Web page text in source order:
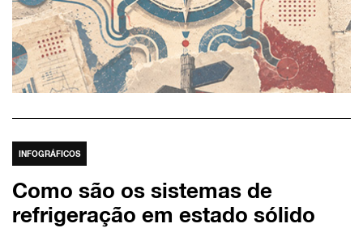
INFOGRÁFICOS
Como são os sistemas de
refrigeração em estado sólido